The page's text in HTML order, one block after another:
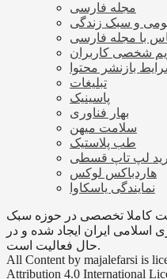
مجله فارسی
و سبک زندگی
با مجله فارسی
شخصی کاربران
بازنشر محتوا
تبلیغات
پاسینیک
بهار فناوری
سلامت میهن
طب پلاستیک
لپ تاپ قسطی
هاردباکس لوکس
نمایندگی یاسکاوا
کاملا تخصصی در حوزه سبک
ایران ایجاد شده و در
حال فعالیت است.
All Content by majalefarsi is
Attribution 4.0 International